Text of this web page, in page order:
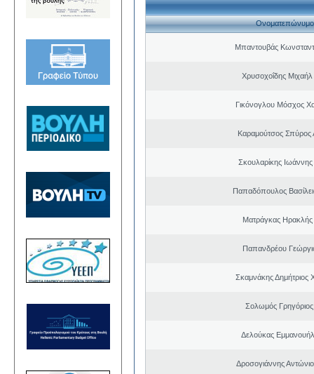
Ονοματεπώνυμο
Μπαντουβάς
Χρυσοχοΐδης Μιχαήλ
Γικόνογλου Μόσχος
Καραμούτσος Σπύρος
Σκουλαρίκης
Παπαδόπουλος
Ματράγκας Ηρακλής
Παπανδρέου
Σκαμνάκης Δημήτριος
Σολωμός
Δελούκας
Δροσογιάννης